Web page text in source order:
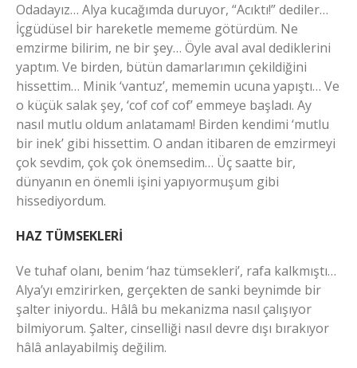
Odadayız… Alya kucağımda duruyor, “Acıktı!” dediler…
İçgüdüsel bir hareketle mememe götürdüm. Ne
emzirme bilirim, ne bir şey… Öyle aval aval dediklerini
yaptım. Ve birden, bütün damarlarımın çekildiğini
hissettim… Minik ‘vantuz’, mememin ucuna yapıştı… Ve
o küçük salak şey, ‘cof cof cof’ emmeye başladı. Ay
nasıl mutlu oldum anlatamam! Birden kendimi ‘mutlu
bir inek’ gibi hissettim. O andan itibaren de emzirmeyi
çok sevdim, çok çok önemsedim… Üç saatte bir,
dünyanın en önemli işini yapıyormuşum gibi
hissediyordum.
HAZ TÜMSEKLERİ
Ve tuhaf olanı, benim ‘haz tümsekleri’, rafa kalkmıştı…
Alya’yı emzirirken, gerçekten de sanki beynimde bir
şalter iniyordu.. Hâlâ bu mekanizma nasıl çalışıyor
bilmiyorum. Şalter, cinselliği nasıl devre dışı bırakıyor
hâlâ anlayabilmiş değilim.